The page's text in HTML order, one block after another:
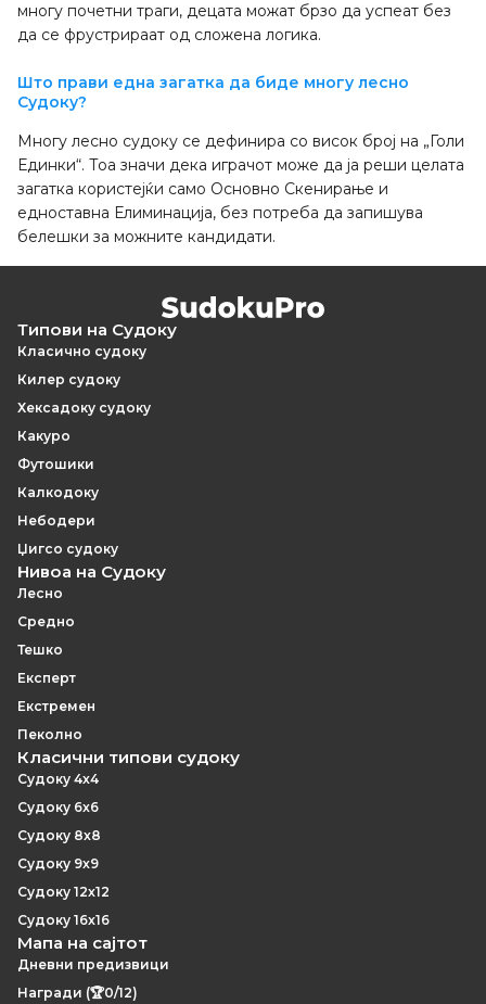
многу почетни траги, децата можат брзо да успеат без
да се фрустрираат од сложена логика.
Што прави една загатка да биде многу лесно
Судоку?
Многу лесно судоку се дефинира со висок број на „Голи
Единки“. Тоа значи дека играчот може да ја реши целата
загатка користејќи само Основно Скенирање и
едноставна Елиминација, без потреба да запишува
белешки за можните кандидати.
Типови на Судоку
Класично судоку
Килер судоку
Хексадоку судоку
Какуро
Футошики
Калкодоку
Небодери
Џигсо судоку
Нивоа на Судоку
Лесно
Средно
Тешко
Експерт
Екстремен
Пеколно
Класични типови судоку
Судоку 4x4
Судоку 6x6
Судоку 8x8
Судоку 9x9
Судоку 12x12
Судоку 16x16
Мапа на сајтот
Дневни предизвици
Награди (🏆0/12)